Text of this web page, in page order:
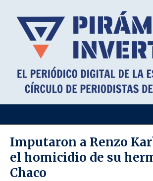
Imputaron a Renzo
el homicidio de su
Chaco